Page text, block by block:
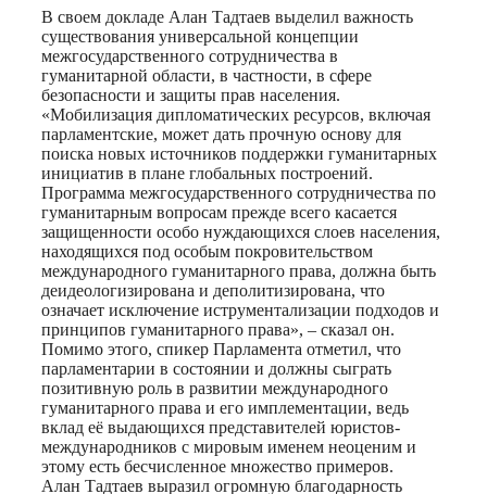
В своем докладе Алан Тадтаев выделил важность
существования универсальной концепции
межгосударственного сотрудничества в
гуманитарной области, в частности, в сфере
безопасности и защиты прав населения.
«Мобилизация дипломатических ресурсов, включая
парламентские, может дать прочную основу для
поиска новых источников поддержки гуманитарных
инициатив в плане глобальных построений.
Программа межгосударственного сотрудничества по
гуманитарным вопросам прежде всего касается
защищенности особо нуждающихся слоев населения,
находящихся под особым покровительством
международного гуманитарного права, должна быть
деидеологизирована и деполитизирована, что
означает исключение иструментализации подходов и
принципов гуманитарного права», – сказал он.
Помимо этого, спикер Парламента отметил, что
парламентарии в состоянии и должны сыграть
позитивную роль в развитии международного
гуманитарного права и его имплементации, ведь
вклад её выдающихся представителей юристов-
международников с мировым именем неоценим и
этому есть бесчисленное множество примеров.
Алан Тадтаев выразил огромную благодарность